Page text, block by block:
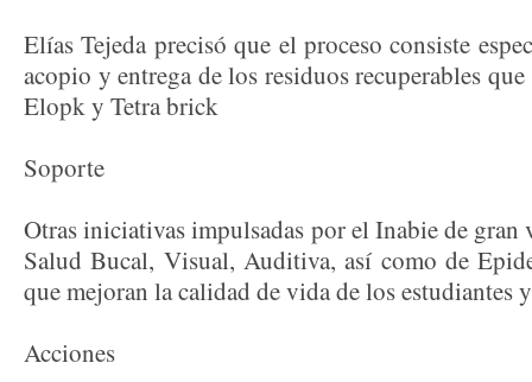
Elías Tejeda precisó que el proceso consiste
acopio y entrega de los residuos recuperables
Elopk y Tetra brick
Soporte
Otras iniciativas impulsadas por el Inabie de gran
Salud Bucal, Visual, Auditiva, así como de
que mejoran la calidad de vida de los estudiantes
Acciones